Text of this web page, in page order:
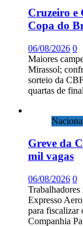
Cruzeiro e
Copa do
06/08/2026 0
Maiores
Mirassol;
sorteio da
quartas de
Greve da
mil vagas
06/08/2026 0
Expresso
para fiscalizar
Companhia